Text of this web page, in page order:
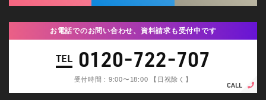
お電話でのお問い合わせ、資料請求も受付中です
TEL 0120-722-707
受付時間 : 9:00〜18:00 【日祝除く】
CALL